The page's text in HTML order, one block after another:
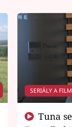
SERIÁLY A